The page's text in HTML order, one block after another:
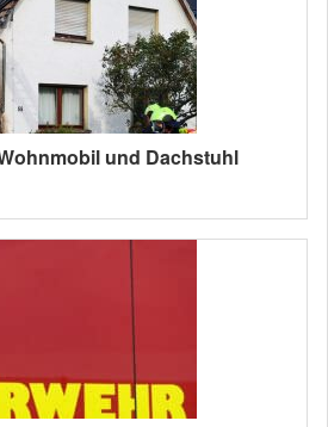
und Dachstuhl